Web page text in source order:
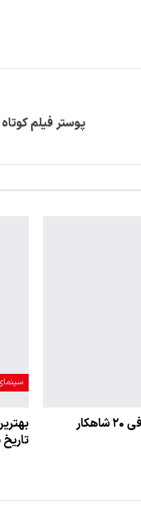
پوستر فیلم
بهترین فیلم‌های علمی تخیلی | معرفی ۲۰ شاهکار